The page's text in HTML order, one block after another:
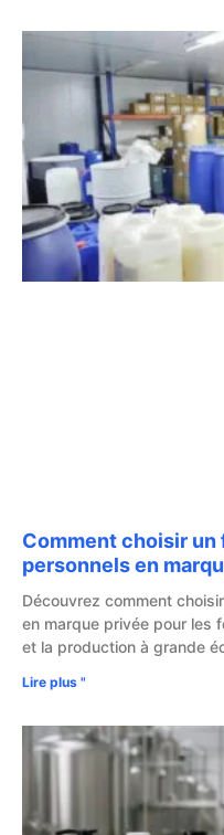
Comment choisir
personnels en
Découvrez comment
en marque privée pour les
et la production à grande
Lire plus "